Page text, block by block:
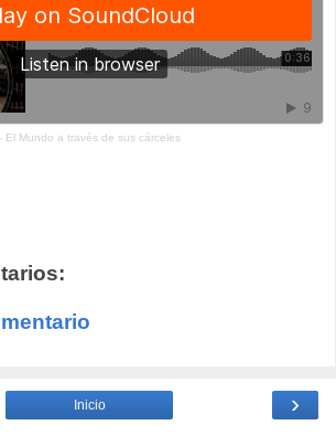
El Mundo a través de sus cárceles
›
Inicio